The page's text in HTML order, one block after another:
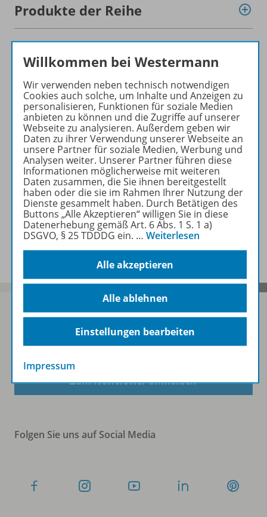
Produkte der Reihe
7./8. Schuljahr
9./10. Schuljahr
Konzept
Empfehlungen der Redaktion
Benachrichtigungs-Service
Zum Newsletter anmelden
Folgen Sie uns auf Social Media
Willkommen bei Westermann
Wir verwenden neben technisch notwendigen
Cookies auch solche, um Inhalte und Anzeigen zu
personalisieren, Funktionen für soziale Medien
anbieten zu können und die Zugriffe auf unserer
Webseite zu analysieren. Außerdem geben wir
Daten zu ihrer Verwendung unserer Webseite an
unsere Partner für soziale Medien, Werbung und
Analysen weiter. Unserer Partner führen diese
Informationen möglicherweise mit weiteren
Daten zusammen, die Sie ihnen bereitgestellt
haben oder die sie im Rahmen Ihrer Nutzung der
Dienste gesammelt haben. Durch Betätigen des
Buttons „Alle Akzeptieren“ willigen Sie in diese
Datenerhebung gemäß Art. 6 Abs. 1 S. 1 a)
DSGVO, § 25 TDDDG ein. … Weiterlesen
Alle akzeptieren
Alle ablehnen
Einstellungen bearbeiten
Impressum